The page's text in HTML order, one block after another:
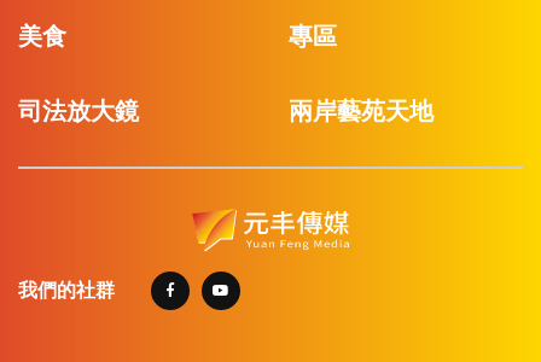
美食 專區
司法放大鏡 兩岸藝苑天地
我們的社群